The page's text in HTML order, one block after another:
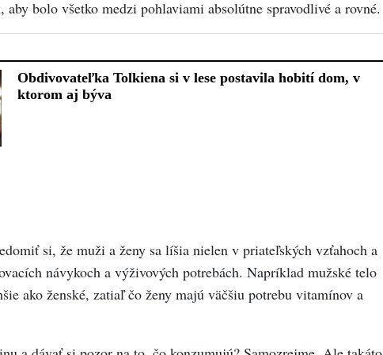
aby bolo všetko medzi pohlaviami absolútne spravodlivé a rovné.
si, že muži a ženy sa líšia nielen v priateľských vzťahoch a
návykoch a výživových potrebách. Napríklad mužské telo
ako ženské, zatiaľ čo ženy majú väčšiu potrebu vitamínov a